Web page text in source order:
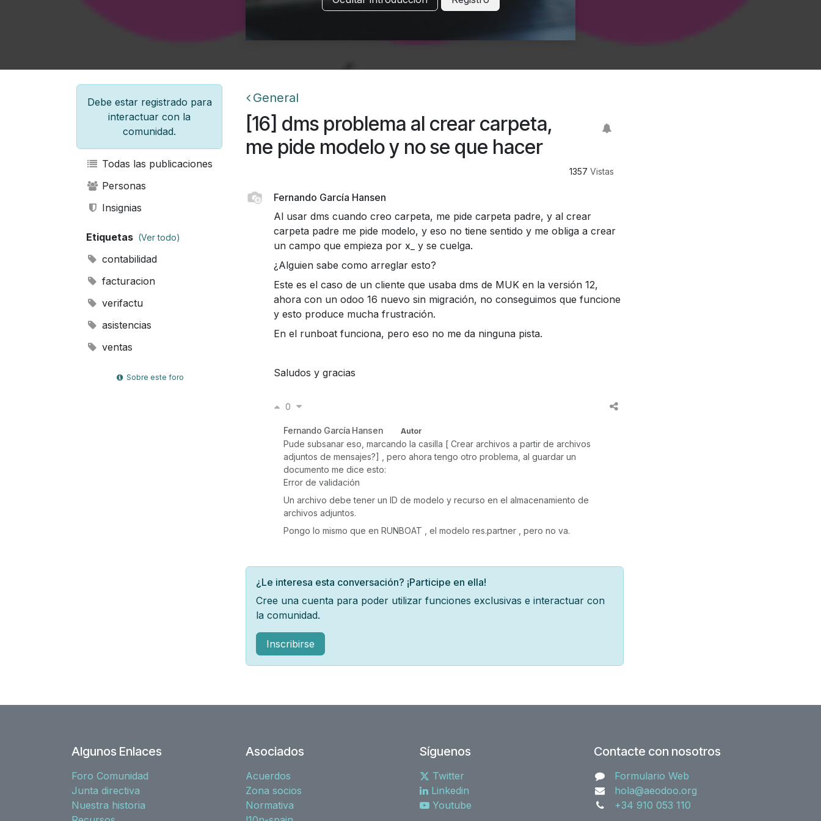
Debe estar registrado para
interactuar con la
comunidad.
Todas las publicaciones
Personas
Insignias
Etiquetas (Ver todo)
contabilidad
facturacion
verifactu
asistencias
ventas
Sobre este foro
General
[16] dms problema al crear carpeta,
me pide modelo y no se que hacer
1357 Vistas
Fernando García Hansen
Al usar dms cuando creo carpeta, me pide carpeta padre, y al crear
carpeta padre me pide modelo, y eso no tiene sentido y me obliga a crear
un campo que empieza por x_ y se cuelga.
¿Alguien sabe como arreglar esto?
Este es el caso de un cliente que usaba dms de MUK en la versión 12,
ahora con un odoo 16 nuevo sin migración, no conseguimos que funcione
y esto produce mucha frustración.
En el runboat funciona, pero eso no me da ninguna pista.
Saludos y gracias
0
Fernando García Hansen Autor
Pude subsanar eso, marcando la casilla [ Crear archivos a partir de archivos
adjuntos de mensajes?] , pero ahora tengo otro problema, al guardar un
documento me dice esto:
Error de validación
Un archivo debe tener un ID de modelo y recurso en el almacenamiento de
archivos adjuntos.
Pongo lo mismo que en RUNBOAT , el modelo res.partner , pero no va.
¿Le interesa esta conversación? ¡Participe en ella!
Cree una cuenta para poder utilizar funciones exclusivas e interactuar con
la comunidad.
Inscribirse
Algunos Enlaces
Foro Comunidad
Junta directiva
Nuestra historia
Asociados
Acuerdos
Zona socios
Normativa
Síguenos
Twitter
Linkedin
Youtube
Contacte con nosotros
Formulario Web
hola@aeodoo.org
+34 910 053 110